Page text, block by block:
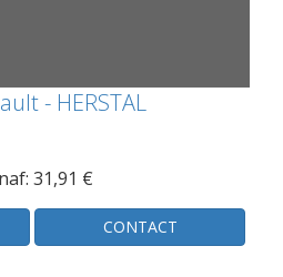
- HERSTAL
31,91 €
CONTACT